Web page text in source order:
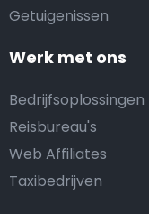
Getuigenissen
Werk met ons
Bedrijfsoplossingen
Reisbureau's
Web Affiliates
Taxibedrijven